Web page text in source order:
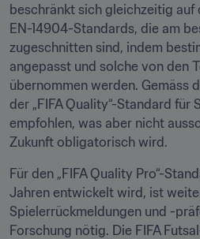
beschränkt sich gleichzeitig auf
EN-14904-Standards, die am
zugeschnitten sind, indem
angepasst und solche von den
übernommen werden. Gemäss
der „FIFA Quality“-Standard
empfohlen, was aber nicht
Zukunft obligatorisch wird.
Für den „FIFA Quality Pro“-
Jahren entwickelt wird, ist
Spielerrückmeldungen und -
Forschung nötig. Die FIFA